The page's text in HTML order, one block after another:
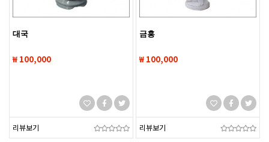
대국
₩ 100,000
리뷰보기
금홍
₩ 100,000
리뷰보기